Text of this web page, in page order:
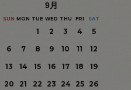
9月
SUN MON TUE WED THU FRI SAT
1 2 3 4
5
6
7 8 9 10 11
12
13
14 15 16 17 18
19
20
21 22 23 24 25
26